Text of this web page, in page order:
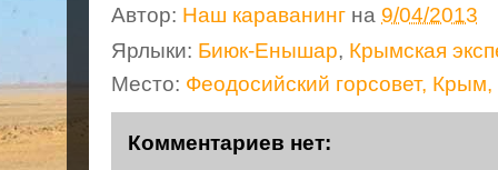
Автор: Наш караванинг на 9/04/2013
Ярлыки: Биюк-Енышар, Крымская
Место: Феодосийский горсовет, Крым,
Комментариев нет: